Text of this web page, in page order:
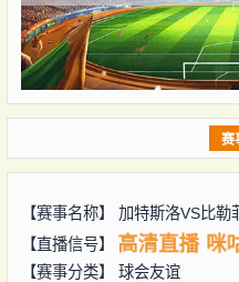
赛
【赛事名称】 加特斯洛VS比勒
【直播信号】
高清直播 咪
【赛事分类】 球会友谊